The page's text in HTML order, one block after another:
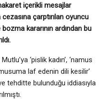
içerikli mesajlar
çarptırılan oyuncu
kararının ardından bu
‘pislik kadın’, ‘namus
laf edenin dili kesilir’
tehditte bulunduğu iddiasıyla